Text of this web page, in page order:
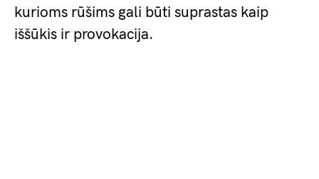
kurioms rūšims gali būti suprastas kaip
iššūkis ir provokacija.